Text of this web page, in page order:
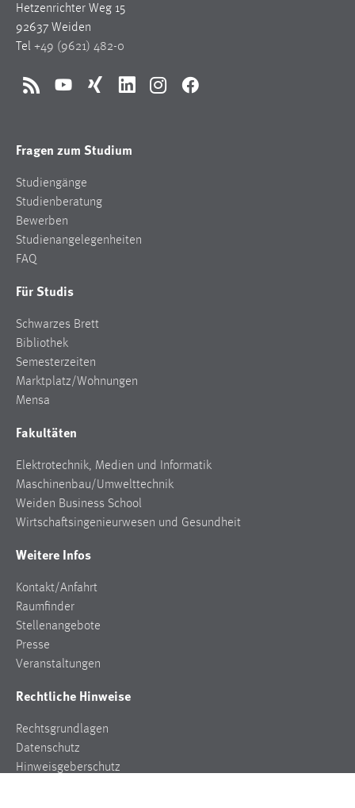
Hetzenrichter Weg 15
92637 Weiden
Tel +49 (9621) 482-0
RSS YouTubeXing LinkedInInstagramFacebook
Fragen zum Studium
Studiengänge
Studienberatung
Bewerben
Studienangelegenheiten
FAQ
Für Studis
Schwarzes Brett
Bibliothek
Semesterzeiten
Marktplatz/Wohnungen
Mensa
Fakultäten
Elektrotechnik, Medien und Informatik
Maschinenbau/Umwelttechnik
Weiden Business School
Wirtschaftsingenieurwesen und Gesundheit
Weitere Infos
Kontakt/Anfahrt
Raumfinder
Stellenangebote
Presse
Veranstaltungen
Rechtliche Hinweise
Rechtsgrundlagen
Datenschutz
Hinweisgeberschutz